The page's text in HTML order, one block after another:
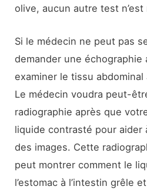
olive, aucun autre test n’est
Si le médecin ne peut pas
demander une échographie
examiner le tissu
Le médecin voudra peut-
radiographie après que
liquide contrasté pour aider
des images. Cette
peut montrer comment le
l’estomac à l’intestin grêle